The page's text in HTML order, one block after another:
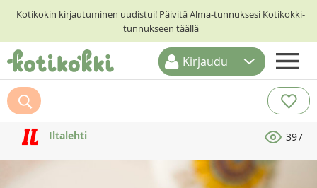
Kotikokin kirjautuminen uudistui! Päivitä Alma-tunnuksesi Kotikokki-
tunnukseen täällä
ETUSIVU
RESEPTIHAKU
RUOKATEEMAT
Kirjaudu
Iltalehti 397